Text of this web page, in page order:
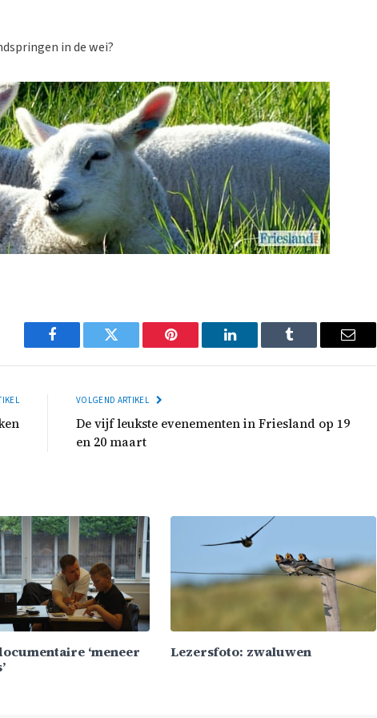
in de wei?
Facebook Twitter Pinterest LinkedIn Tumblr Email
VOLGEND ARTIKEL
De vijf leukste evenementen in Friesland op 19
en 20 maart
‘meneer
Lezersfoto: zwaluwen